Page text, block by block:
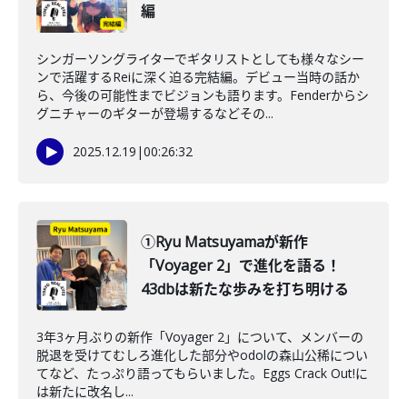
編
シンガーソングライターでギタリストとしても様々なシー
ンで活躍するReiに深く迫る完結編。デビュー当時の話か
ら、今後の可能性までビジョンも語ります。Fenderからシ
グニチャーのギターが登場するなどその...
2025.12.19 |00:26:32
①Ryu Matsuyamaが新作
「Voyager 2」で進化を語る！
43dbは新たな歩みを打ち明ける
3年3ヶ月ぶりの新作「Voyager 2」について、メンバーの
脱退を受けてむしろ進化した部分やodolの森山公稀につい
てなど、たっぷり語ってもらいました。Eggs Crack Out!に
は新たに改名し...